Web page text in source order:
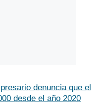
denuncia que el
desde el año 2020